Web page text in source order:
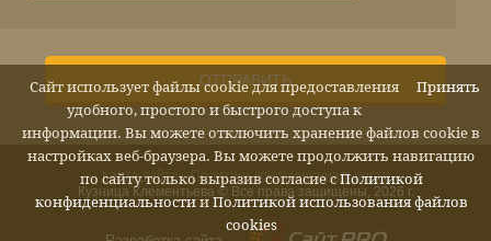
ОТПРАВИТЬ
Кузница Клементьева © Все права защищены, 2026 г.
Карта сайта Политика конфиденциальности
Принять
Сайт использует файлы cookie для предоставления
удобного, простого и быстрого доступа к
информации. Вы можете отключить хранение файлов cookie в
настройках веб-браузера. Вы можете продолжить навигацию
по сайту только выразив согласие с Политикой
конфиденциальностии Политикой использования файлов
cookies